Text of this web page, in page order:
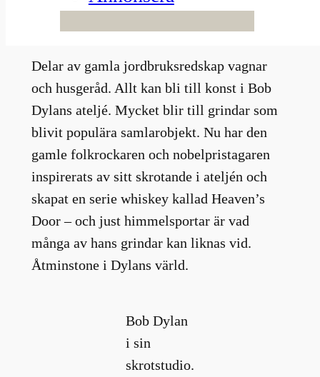
Han samlar nämligen på skrot och
svetsar ihop dem till skulpturer.
Delar av gamla jordbruksredskap vagnar
och husgeråd. Allt kan bli till konst i Bob
Dylans ateljé. Mycket blir till grindar som
blivit populära samlarobjekt. Nu har den
gamle folkrockaren och nobelpristagaren
inspirerats av sitt skrotande i ateljén och
skapat en serie whiskey kallad Heaven’s
Door – och just himmelsportar är vad
många av hans grindar kan liknas vid.
Åtminstone i Dylans värld.
Bob Dylan
i sin
skrotstudio.